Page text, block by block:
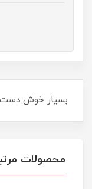
بسیار خوش دست
محصولات